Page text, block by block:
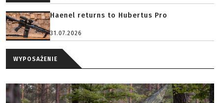
Haenel returns to Hubertus Pro
31.07.2026
WYPOSAŻENIE